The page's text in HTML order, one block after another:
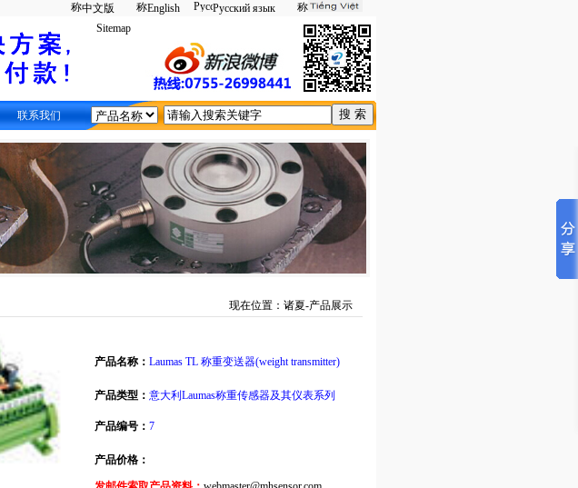
中文版 English
Русский язык
Sitemap
联系我们
现在位置：诸夏-产品展示
产品名称： Laumas TL 称重变送器(weight transmitter)
产品类型： 意大利Laumas称重传感器及其仪表系列
产品编号： 7
产品价格：